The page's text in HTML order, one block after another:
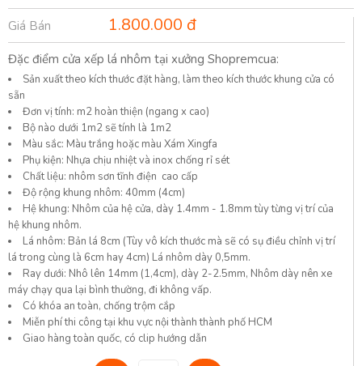
Giá Bán 1.800.000 đ
Đặc điểm cửa xếp lá nhôm tại xưởng Shopremcua:
Sản xuất theo kích thước đặt hàng, làm theo kích thước khung cửa có
sẵn
Đơn vị tính: m2 hoàn thiện (ngang x cao)
Bộ nào dưới 1m2 sẽ tính là 1m2
Màu sắc: Màu trắng hoặc màu Xám Xingfa
Phụ kiện: Nhựa chịu nhiệt và inox chống rỉ sét
Chất liệu: nhôm sơn tĩnh điện cao cấp
Độ rộng khung nhôm: 40mm (4cm)
Hệ khung: Nhôm của hệ cửa, dày 1.4mm - 1.8mm tùy từng vị trí của
hệ khung nhôm.
Lá nhôm: Bản lá 8cm (Tùy vô kích thước mà sẽ có sụ điều chỉnh vị trí
lá trong cùng là 6cm hay 4cm) Lá nhôm dày 0,5mm.
Ray dưới: Nhô lên 14mm (1,4cm), dày 2-2.5mm, Nhôm dày nên xe
máy chạy qua lại bình thường, đi không vấp.
Có khóa an toàn, chống trộm cắp
Miễn phí thi công tại khu vực nội thành thành phố HCM
Giao hàng toàn quốc, có clip hướng dẫn